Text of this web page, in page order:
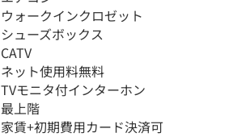
ウォークインクロゼット
シューズボックス
CATV
ネット使用料無料
TVモニタ付インターホン
最上階
家賃+初期費用カード決済可